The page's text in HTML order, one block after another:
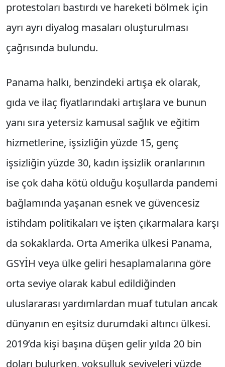
protestoları bastırdı ve hareketi bölmek için
ayrı ayrı diyalog masaları oluşturulması
çağrısında bulundu.
Panama halkı, benzindeki artışa ek olarak,
gıda ve ilaç fiyatlarındaki artışlara ve bunun
yanı sıra yetersiz kamusal sağlık ve eğitim
hizmetlerine, işsizliğin yüzde 15, genç
işsizliğin yüzde 30, kadın işsizlik oranlarının
ise çok daha kötü olduğu koşullarda pandemi
bağlamında yaşanan esnek ve güvencesiz
istihdam politikaları ve işten çıkarmalara karşı
da sokaklarda. Orta Amerika ülkesi Panama,
GSYİH veya ülke geliri hesaplamalarına göre
orta seviye olarak kabul edildiğinden
uluslararası yardımlardan muaf tutulan ancak
dünyanın en eşitsiz durumdaki altıncı ülkesi.
2019’da kişi başına düşen gelir yılda 20 bin
doları bulurken, yoksulluk seviyeleri yüzde